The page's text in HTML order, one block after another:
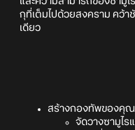
กุที่เต็มไปด้วยสงคราม คว้า
เดียว
สร้างกองทัพของคุณ
จัดวางซามูไร